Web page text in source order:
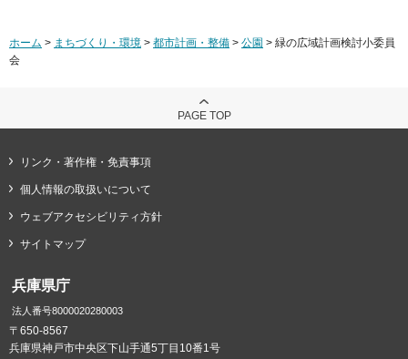
ホーム > まちづくり・環境 > 都市計画・整備 > 公園 > 緑の広域計画検討小委員
会
PAGE TOP
リンク・著作権・免責事項
個人情報の取扱いについて
ウェブアクセシビリティ方針
サイトマップ
兵庫県庁
法人番号8000020280003
〒650-8567
兵庫県神戸市中央区下山手通5丁目10番1号